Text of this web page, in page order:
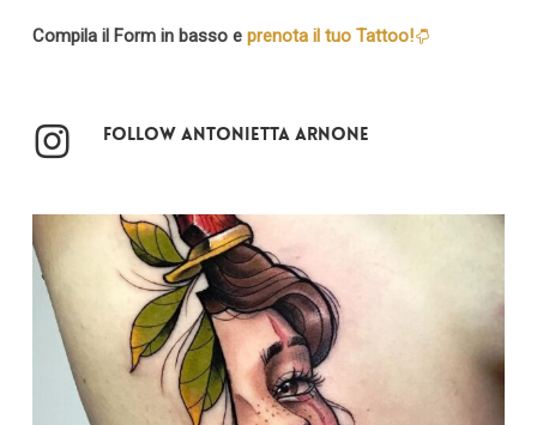
Compila il Form in basso e prenota il tuo Tattoo!
Follow Antonietta Arnone